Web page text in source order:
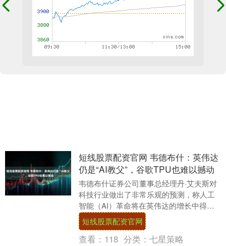
短线股票配资官网 韦德布什：英伟达
仍是“AI教父”，谷歌TPU也难以撼动
韦德布什证券公司董事总经理丹·艾夫斯对
科技行业做出了非常乐观的预测，称人工
智能（AI）革命将在英伟达的增长中得到
巩固。 他在一次播客采访中表示：“归根结
底，这是....
短线股票配资官网
查看： 118 分类： 七星策略